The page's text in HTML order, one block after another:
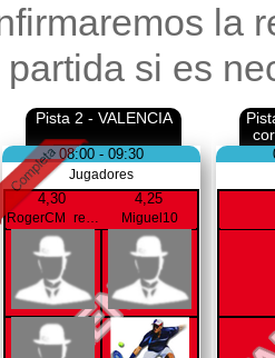
la
si es
Pista 2 - VALENCIA
08:00 - 09:30
Jugadores
4,30 4,25
Miguel10